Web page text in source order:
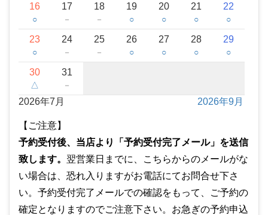
16
○
17
－
18
－
19
○
20
○
21
○
22
○
23
○
24
－
25
－
26
○
27
○
28
○
29
○
30
△
31
－
2026年7月 2026年9月
【ご注意】
予約受付後、当店より「予約受付完了メール」を送信
致します。 翌営業日までに、こちらからのメールがな
い場合は、恐れ入りますがお電話にてお問合せ下さ
い。予約受付完了メールでの確認をもって、ご予約の
確定となりますのでご注意下さい。お急ぎの予約申込